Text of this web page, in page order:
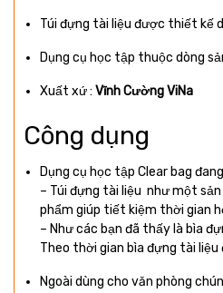
Túi đựng tài liệu được thiết kế
Dụng cụ học tập thuộc dòng
Xuất xứ :Vĩnh Cường ViNa
Công dụng
Dụng cụ học tập Clear bag
– Túi đựng tài liệu như một
phẩm giúp tiết kiệm thời gian
– Như các bạn đã thấy là bìa
Theo thời gian bìa đựng tài
Ngoài dùng cho văn phòng